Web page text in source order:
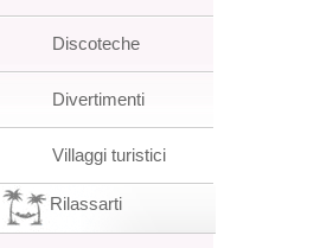
Discoteche
Divertimenti
Villaggi turistici
Rilassarti